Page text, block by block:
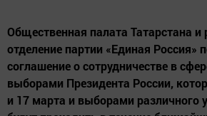
Общественная палата Татарстана и
отделение партии «Единая Россия»
соглашение о сотрудничестве в
выборами Президента России,
и 17 марта и выборами различного